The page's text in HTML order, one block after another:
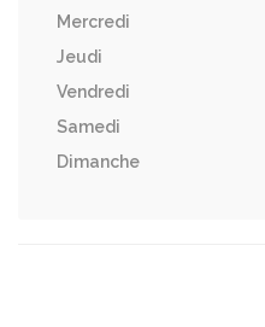
Mercredi
Jeudi
Vendredi
Samedi
Dimanche